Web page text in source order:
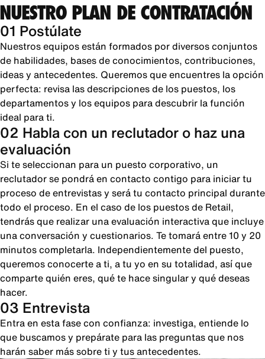
NUESTRO PLAN DE CONTRATACIÓN
01 Postúlate
Nuestros equipos están formados por diversos conjuntos
de habilidades, bases de conocimientos, contribuciones,
ideas y antecedentes. Queremos que encuentres la opción
perfecta: revisa las descripciones de los puestos, los
departamentos y los equipos para descubrir la función
ideal para ti.
02 Habla con un reclutador o haz una
evaluación
Si te seleccionan para un puesto corporativo, un
reclutador se pondrá en contacto contigo para iniciar tu
proceso de entrevistas y será tu contacto principal durante
todo el proceso. En el caso de los puestos de Retail,
tendrás que realizar una evaluación interactiva que incluye
una conversación y cuestionarios. Te tomará entre 10 y 20
minutos completarla. Independientemente del puesto,
queremos conocerte a ti, a tu yo en su totalidad, así que
comparte quién eres, qué te hace singular y qué deseas
hacer.
03 Entrevista
Entra en esta fase con confianza: investiga, entiende lo
que buscamos y prepárate para las preguntas que nos
harán saber más sobre ti y tus antecedentes.